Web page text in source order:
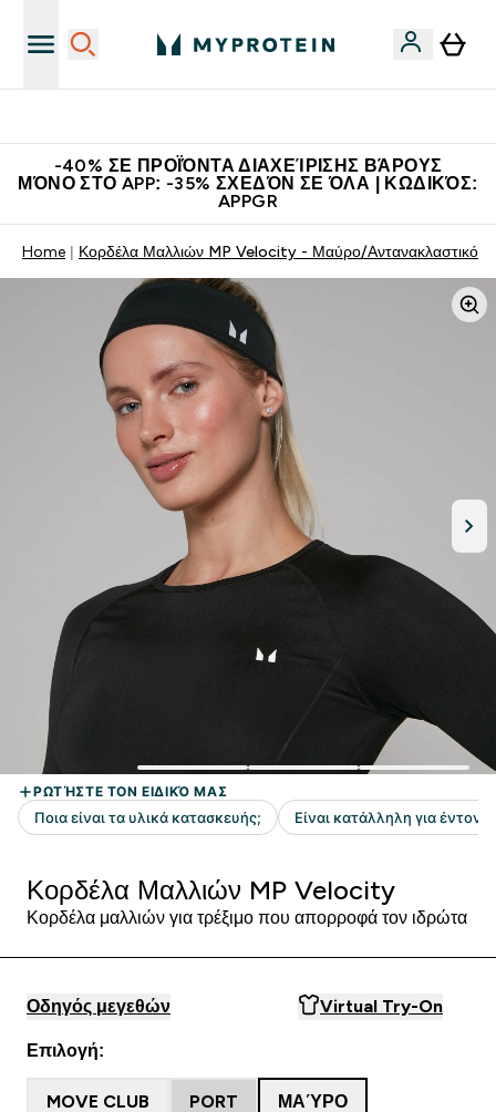
-40% ΣΕ ΠΡΟΪΌΝΤΑ ΔΙΑΧΕΊΡΙΣΗΣ ΒΆΡΟΥΣ
ΜΌΝΟ ΣΤΟ APP: -35% ΣΧΕΔΌΝ ΣΕ ΌΛΑ | ΚΩΔΙΚΌΣ:
APPGR
Home Κορδέλα Μαλλιών MP Velocity - Μαύρο/Αντανακλαστικό
Κορδέλα Μαλλιών MP Velocity
Κορδέλα μαλλιών για τρέξιμο που απορροφά τον ιδρώτα
Οδηγός μεγεθών Virtual Try-On
Επιλογή:
MOVE CLUB PORT ΜΑΎΡΟ